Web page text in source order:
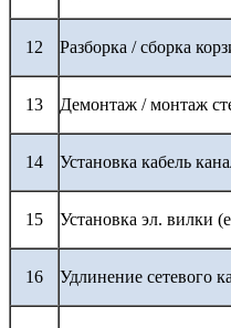
12 Разборка / сборка
13 Демонтаж / монтаж
14 Установка кабель
15 Установка эл. вилки
16 Удлинение сетевого